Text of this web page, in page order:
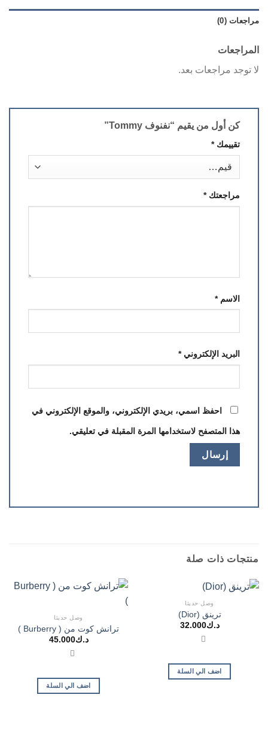
مراجعات (0)
المراجعات
لا توجد مراجعات بعد.
كن أول من يقيم “نفنوف Tommy”
تقييمك*
مراجعتك*
الاسم*
البريد الإلكتروني*
احفظ اسمي، بريدي الإلكتروني، والموقع الإلكتروني في
هذا المتصفح لاستخدامها المرة المقبلة في تعليقي.
منتجات ذات صلة
وصل حديثا
ترينق (Dior)
د.ك32.000
اضف الي السلة
وصل حديثا
ترانش كوت من ( Burberry )
د.ك45.000
اضف الي السلة